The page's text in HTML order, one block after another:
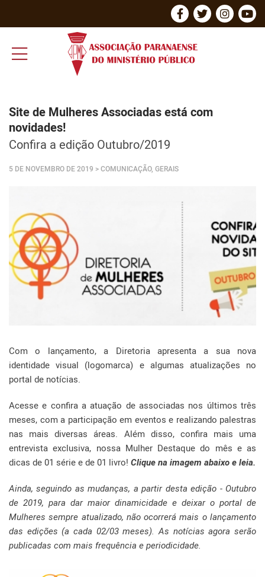
Site de Mulheres Associadas está com
novidades!
Confira a edição Outubro/2019
5 DE NOVEMBRO DE 2019 > COMUNICAÇÃO, GERAIS
Com o lançamento, a Diretoria apresenta a sua nova
identidade visual (logomarca) e algumas atualizações no
portal de notícias.
Acesse e confira a atuação de associadas nos últimos três
meses, com a participação em eventos e realizando palestras
nas mais diversas áreas. Além disso, confira mais uma
entrevista exclusiva, nossa Mulher Destaque do mês e as
dicas de 01 série e de 01 livro! Clique na imagem abaixo e leia.
Ainda, seguindo as mudanças, a partir desta edição - Outubro
de 2019, para dar maior dinamicidade e deixar o portal de
Mulheres sempre atualizado, não ocorrerá mais o lançamento
das edições (a cada 02/03 meses). As notícias agora serão
publicadas com mais frequência e periodicidade.